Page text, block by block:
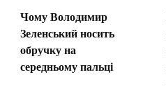
Чому Володимир
Зеленський носить
обручку на
середньому пальці